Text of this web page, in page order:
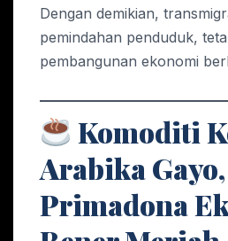
Dengan demikian,
pemindahan penduduk,
pembangunan ekonomi
Komoditi
Arabika Gayo,
Primadona